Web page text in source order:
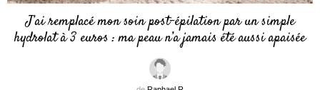
J’ai remplacé mon soin post-épilation par un simple
hydrolat à 3 euros : ma peau n’a jamais été aussi apaisée